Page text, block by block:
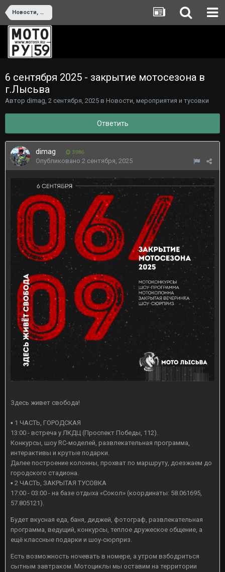
Новости, мероприятия и тусовки
6 сентября 2025 - закрытие мотосезона в
г.Лысьва
Автор dimag, 2 сентября, 2025 в Новости, мероприятия и тусовки
Ответить
dimag 3986
Опубликовано 2 сентября, 2025
Здесь живет свобода!
▪ 1 ЧАСТЬ, ГОРОДСКАЯ
13:00 - встреча у ЛКДЦ (Проспект Победы, 112).
Конкурсы, шоу RC-моделей, развлекательная программа,
интерактивы и крутые подарки.
Далее построение колонны, прохват по маршруту, доезжаем до
городского стадиона.
▪ 2 ЧАСТЬ, ЗАКРЫТАЯ ТУСОВКА
17:00 - 03:00 - на базе отдыха «Сокол» (координаты: 58.061695,
57.805121).
Будет вкусная еда, баня, диджей, фотограф, развлекательная
программа, ведущий, конкурсы, теплое дружеское общение, а
ещё классные подарки и шоу-сюрприз.
Есть возможность ночевать в номере, а утром взбодриться
сытным завтраком. Мотоциклы мы оставим на территории